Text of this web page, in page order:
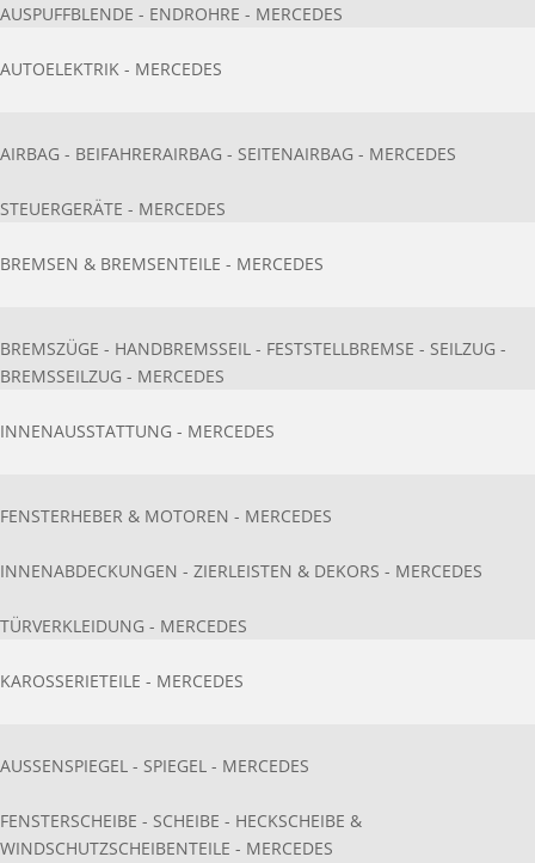
AUSPUFFBLENDE - ENDROHRE - MERCEDES
AUTOELEKTRIK - MERCEDES
AIRBAG - BEIFAHRERAIRBAG - SEITENAIRBAG - MERCEDES
STEUERGERÄTE - MERCEDES
BREMSEN & BREMSENTEILE - MERCEDES
BREMSZÜGE - HANDBREMSSEIL - FESTSTELLBREMSE - SEILZUG -
BREMSSEILZUG - MERCEDES
INNENAUSSTATTU​NG - MERCEDES
FENSTERHEBER & MOTOREN - MERCEDES
INNENABDECKUNGEN - ZIERLEISTEN & DEKORS - MERCEDES
TÜRVERKLEIDUNG - MERCEDES
KAROSSERIETEILE - MERCEDES
AUSSENSPIEGEL - SPIEGEL - MERCEDES
FENSTERSCHEIBE - SCHEIBE - HECKSCHEIBE &
WINDSCHUTZSCHEIBENTEILE - MERCEDES